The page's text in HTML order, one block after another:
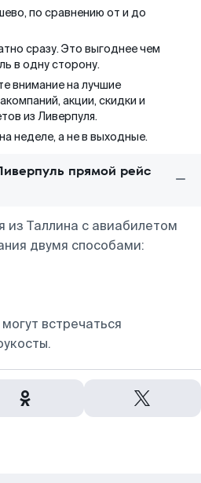
по сравнению от и до
сразу. Это выгоднее чем
в одну сторону.
внимание на лучшие
акции, скидки и
из Ливерпуля.
неделе, а не в выходные.
прямой рейс
Таллина с авиабилетом
двумя способами:
встречаться